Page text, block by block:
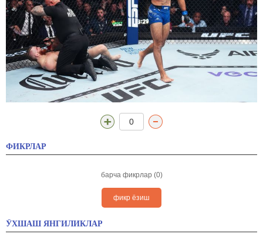
0
ФИКРЛАР
барча фикрлар (0)
фикр ёзиш
ЎХШАШ ЯНГИЛИКЛАР